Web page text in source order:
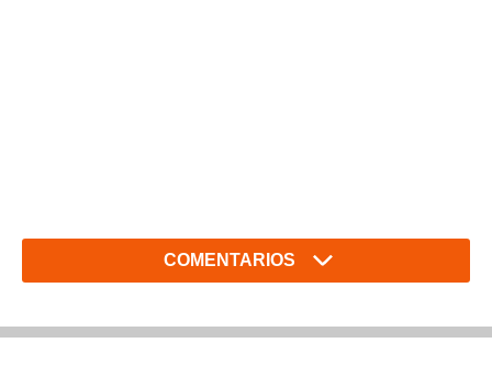
COMENTARIOS